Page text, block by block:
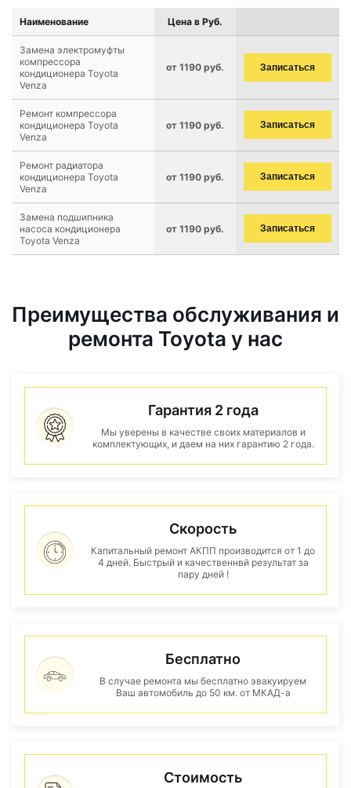
Наименование Цена в Руб.
Замена электромуфты
компрессора
кондиционера Toyota
Venza
от 1190 руб. Записаться
Ремонт компрессора
кондиционера Toyota
Venza
от 1190 руб. Записаться
Ремонт радиатора
кондиционера Toyota
Venza
от 1190 руб. Записаться
Замена подшипника
насоса кондиционера
Toyota Venza
от 1190 руб. Записаться
Преимущества обслуживания и
ремонта Toyota у нас
Гарантия 2 года
Мы уверены в качестве своих материалов и
комплектующих, и даем на них гарантию 2 года.
Скорость
Капитальный ремонт АКПП производится от 1 до
4 дней. Быстрый и качественнвй результат за
пару дней !
Бесплатно
В случае ремонта мы бесплатно эвакуируем
Ваш автомобиль до 50 км. от МКАД-а
Стоимость